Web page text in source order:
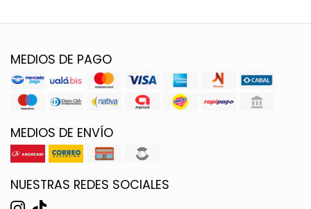
MEDIOS DE PAGO
MEDIOS DE ENVÍO
NUESTRAS REDES SOCIALES